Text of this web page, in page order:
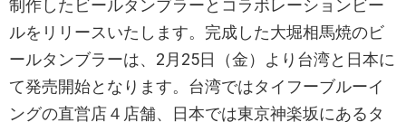
制作したビールタンブラーとコラボレーションビー
ルをリリースいたします。完成した大堀相馬焼のビ
ールタンブラーは、2月25日（金）より台湾と日本に
て発売開始となります。台湾ではタイフーブルーイ
ングの直営店４店舗、日本では東京神楽坂にあるタ